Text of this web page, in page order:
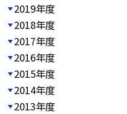
2019年度
2018年度
2017年度
2016年度
2015年度
2014年度
2013年度